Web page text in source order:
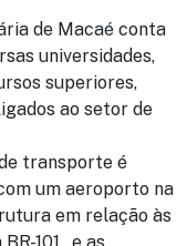
de Macaé conta
universidades,
superiores,
ao setor de
transporte é
um aeroporto na
em relação às